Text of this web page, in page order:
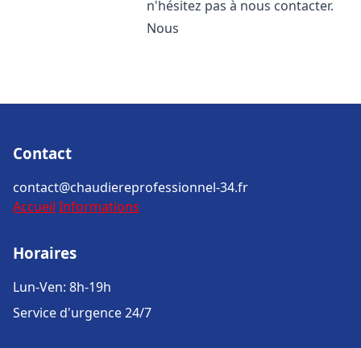
n'hésitez pas à nous contacter.
Nous
Contact
contact@chaudiereprofessionnel-34.fr
Accueil Informations
Horaires
Lun-Ven: 8h-19h
Service d'urgence 24/7